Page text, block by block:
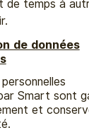
de temps à
de données
Smart sont
et